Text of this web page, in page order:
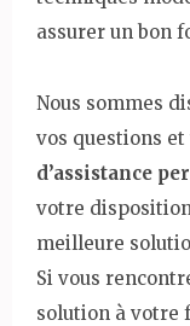
assurer un bon
Nous sommes
vos questions
d’assistance
votre
meilleure
Si vous
solution à votre